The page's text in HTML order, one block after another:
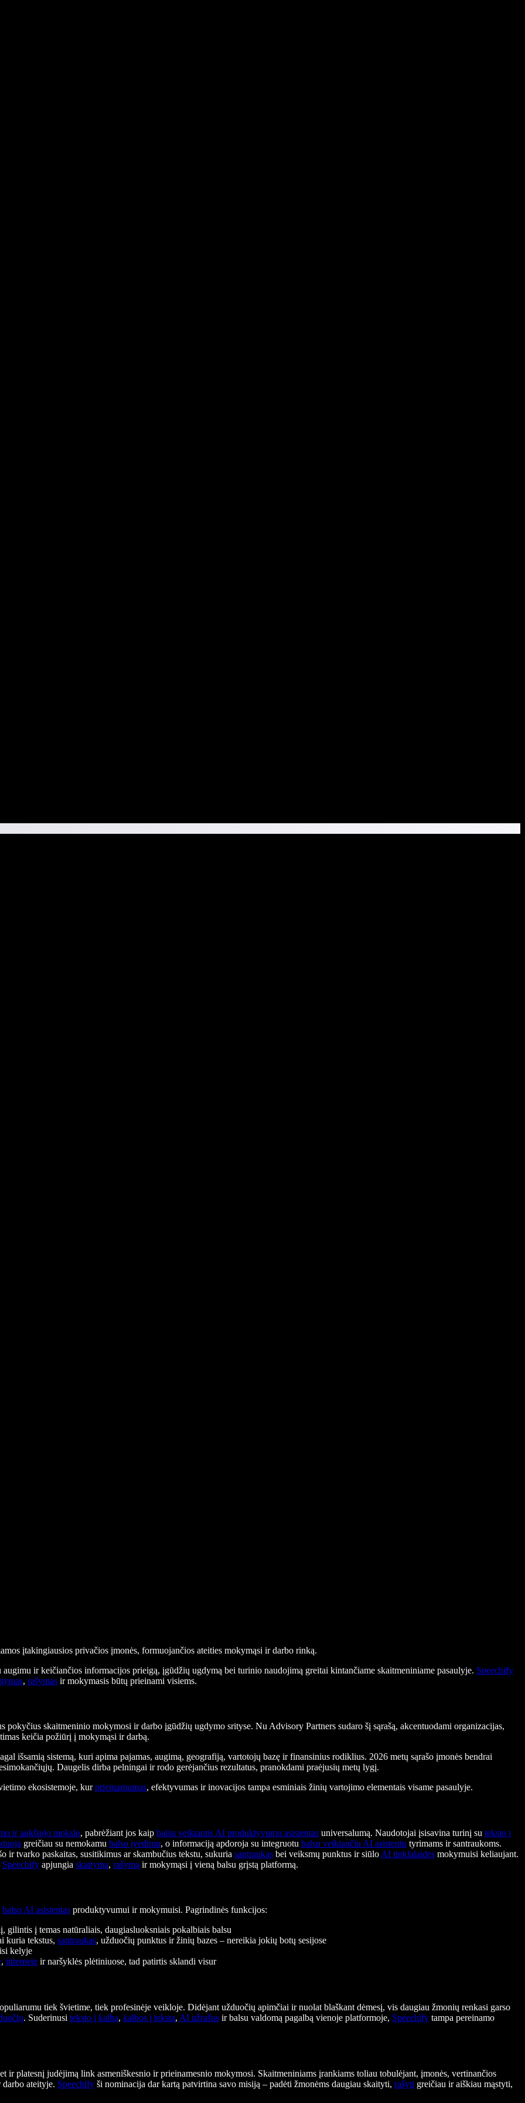
įtakingiausios privačios įmonės, formuojančios ateities mokymąsi ir darbo rinką.
ir keičiančios informacijos prieigą, įgūdžių ugdymą bei turinio naudojimą greitai kintančiame skaitmeniniame pasaulyje. Speechify
, rašymas ir mokymasis būtų prieinami visiems.
skaitmeninio mokymosi ir darbo įgūdžių ugdymo srityse. Nu Advisory Partners sudaro šį sąrašą, akcentuodami organizacijas,
keičia požiūrį į mokymąsi ir darbą.
išsamią sistemą, kuri apima pajamas, augimą, geografiją, vartotojų bazę ir finansinius rodiklius. 2026 metų sąrašo įmonės bendrai
Daugelis dirba pelningai ir rodo gerėjančius rezultatus, pranokdami praėjusių metų lygį.
ekosistemoje, kurprieinamumas, efektyvumas ir inovacijos tampa esminiais žinių vartojimo elementais visame pasaulyje.
ir aukštojo mokslo, pabrėžiant jos kaip balsu veikiantis AI produktyvumo asistentas universalumą. Naudotojai įsisavina turinį su teksto į
greičiau su nemokamu balso įvedimu, o informaciją apdoroja su integruotu balsu veikiančiu AI asistentu tyrimams ir santraukoms.
ir tvarko paskaitas, susitikimus ar skambučius tekstu, sukuria santraukas bei veiksmų punktus ir siūlo AI tinklalaides mokymuisi keliaujant.
Speechify apjungia skaitymą, rašymą ir mokymąsi į vieną balsu grįstą platformą.
balso AI asistentas produktyvumui ir mokymuisi. Pagrindinės funkcijos:
gilintis į temas natūraliais, daugiasluoksniais pokalbiais balsu
kuria tekstus, santraukas, užduočių punktus ir žinių bazes – nereikia jokių botų sesijose
kelyje
, internete ir naršyklės plėtiniuose, tad patirtis sklandi visur
tiek švietime, tiek profesinėje veikloje. Didėjant užduočių apimčiai ir nuolat blaškant dėmesį, vis daugiau žmonių renkasi garso
. Suderinusi teksto į kalbą, kalbos į tekstą, AI užrašus ir balsu valdomą pagalbą vienoje platformoje, Speechify tampa pereinamo
ir platesnį judėjimą link asmeniškesnio ir prieinamesnio mokymosi. Skaitmeniniams įrankiams toliau tobulėjant, įmonės, vertinančios
ateityje. Speechify ši nominacija dar kartą patvirtina savo misiją – padėti žmonėms daugiau skaityti, rašyti greičiau ir aiškiau mąstyti,